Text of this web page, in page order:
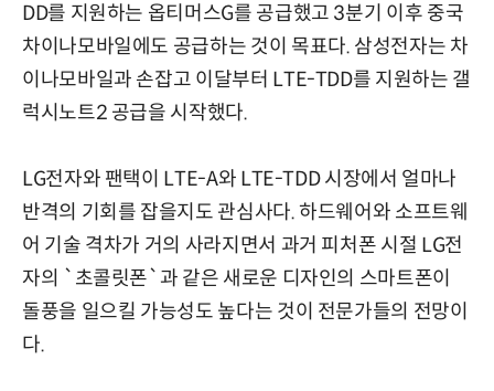
DD를 지원하는 옵티머스G를 공급했고 3분기 이후 중국
차이나모바일에도 공급하는 것이 목표다. 삼성전자는 차
이나모바일과 손잡고 이달부터 LTE-TDD를 지원하는 갤
럭시노트2 공급을 시작했다.
LG전자와 팬택이 LTE-A와 LTE-TDD 시장에서 얼마나
반격의 기회를 잡을지도 관심사다. 하드웨어와 소프트웨
어 기술 격차가 거의 사라지면서 과거 피처폰 시절 LG전
자의 `초콜릿폰`과 같은 새로운 디자인의 스마트폰이
돌풍을 일으킬 가능성도 높다는 것이 전문가들의 전망이
다.